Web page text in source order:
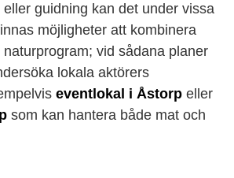
guidning kan det under vissa
möjligheter att kombinera
vid sådana planer
lokala aktörers
eventlokal i Åstorp eller
som kan hantera både mat och